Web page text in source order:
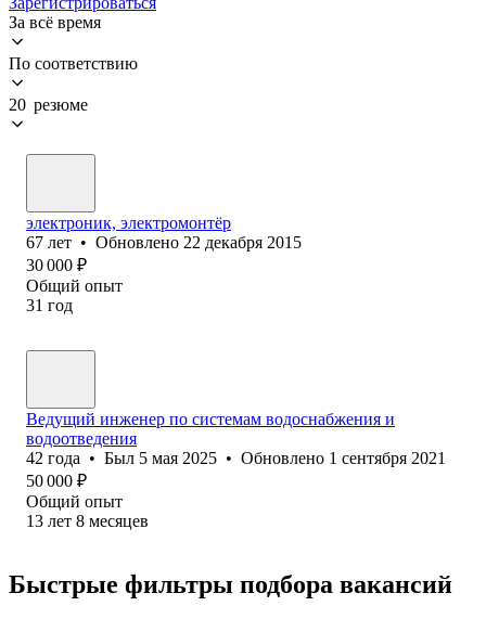
За всё время
По соответствию
20 резюме
электроник, электромонтёр
67 лет • Обновлено 22 декабря 2015
30 000 ₽
Общий опыт
31 год
Ведущий инженер по системам водоснабжения и
водоотведения
42 года • Был 5 мая 2025 • Обновлено 1 сентября 2021
50 000 ₽
Общий опыт
13 лет 8 месяцев
Быстрые фильтры подбора вакансий